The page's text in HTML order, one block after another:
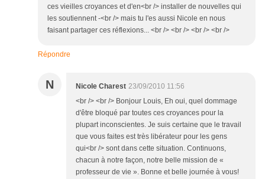
ces vieilles croyances et d'en<br /> installer de nouvelles qui
les soutiennent -<br /> mais tu l'es aussi Nicole en nous
faisant partager ces réflexions... <br /> <br /> <br /> <br />
Répondre
N Nicole Charest 23/09/2010 11:56
<br /> <br /> Bonjour Louis, Eh oui, quel dommage
d'être bloqué par toutes ces croyances pour la
plupart inconscientes. Je suis certaine que le travail
que vous faites est très libérateur pour les gens
qui<br /> sont dans cette situation. Continuons,
chacun à notre façon, notre belle mission de «
professeur de vie ». Bonne et belle journée à vous!